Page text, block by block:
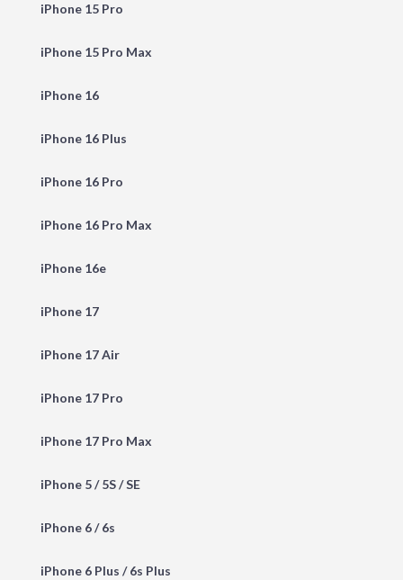
iPhone 15 Pro
iPhone 15 Pro Max
iPhone 16
iPhone 16 Plus
iPhone 16 Pro
iPhone 16 Pro Max
iPhone 16e
iPhone 17
iPhone 17 Air
iPhone 17 Pro
iPhone 17 Pro Max
iPhone 5 / 5S / SE
iPhone 6 / 6s
iPhone 6 Plus / 6s Plus